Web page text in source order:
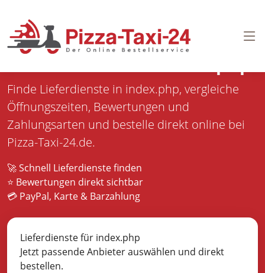
Finde Lieferdienste in index.php, vergleiche
Öffnungszeiten, Bewertungen und
Zahlungsarten und bestelle direkt online bei
Pizza-Taxi-24.de.
🚀 Schnell Lieferdienste finden
⭐ Bewertungen direkt sichtbar
💳 PayPal, Karte & Barzahlung
Lieferdienste für index.php
Jetzt passende Anbieter auswählen und direkt
bestellen.